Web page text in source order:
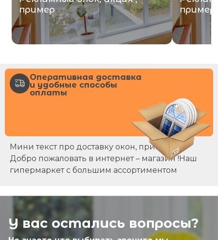
пример
пример
Оперативная доставка
и удобные способы
оплаты
Мини текст про доставку окон, примерно
Добро пожаловать в интернет – магазин !Наш
гипермаркет с большим ассортиментом
У вас остались вопросы?